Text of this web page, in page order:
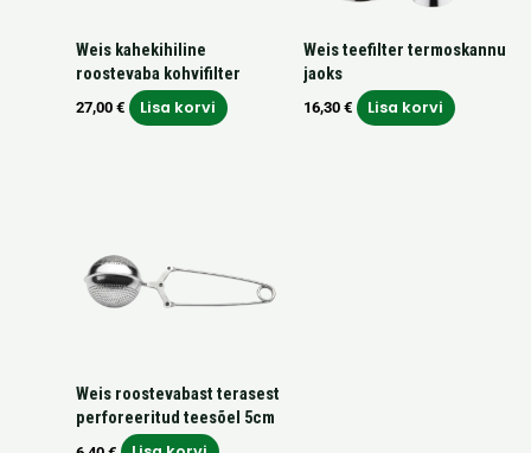
Weis kahekihiline
roostevaba kohvifilter
27,00 € Lisa korvi
Weis teefilter termoskannu
jaoks
16,30 € Lisa korvi
Weis roostevabast terasest
perforeeritud teesõel 5cm